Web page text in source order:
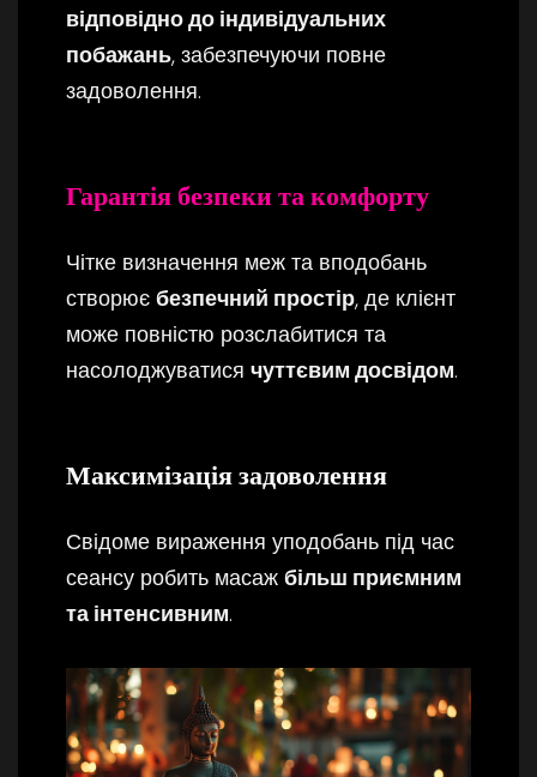
відповідно до індивідуальних
побажань, забезпечуючи повне
задоволення.
Гарантія безпеки та комфорту
Чітке визначення меж та вподобань
створює безпечний простір, де клієнт
може повністю розслабитися та
насолоджуватися чуттєвим досвідом.
Максимізація задоволення
Свідоме вираження уподобань під час
сеансу робить масаж більш приємним
та інтенсивним.